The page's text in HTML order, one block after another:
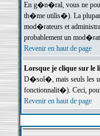
En g�n�ral, vous ne
th�me utilis�). La plupart
mod�rateurs et
probablement un
Revenir en haut de page
Lorsque je clique sur le
D�sol�, mais seuls les
fonctionnalit�). Ceci,
Revenir en haut de page